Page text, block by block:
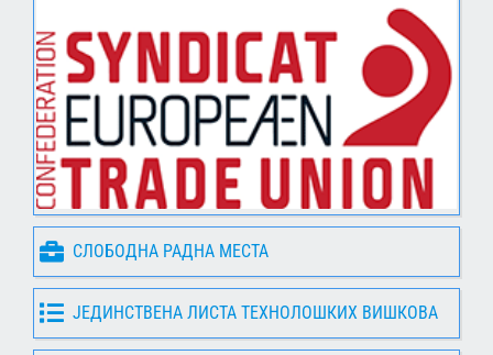
СЛОБОДНА РАДНА МЕСТА
ЈЕДИНСТВЕНА ЛИСТА ТЕХНОЛОШКИХ ВИШКОВА